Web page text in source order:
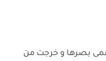
بصرها و خرجت من